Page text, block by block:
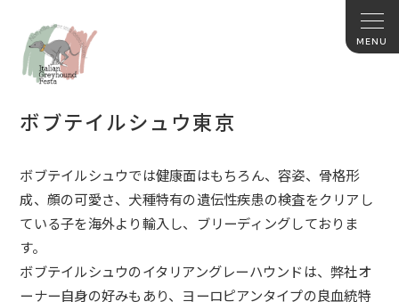
ボブテイルシュウ東京
ボブテイルシュウでは健康面はもちろん、容姿、骨格形
成、顔の可愛さ、犬種特有の遺伝性疾患の検査をクリアし
ている子を海外より輸入し、ブリーディングしておりま
す。
ボブテイルシュウのイタリアングレーハウンドは、弊社オ
ーナー自身の好みもあり、ヨーロピアンタイプの良血統特